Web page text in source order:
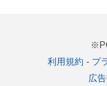
利用規約 - プ
広